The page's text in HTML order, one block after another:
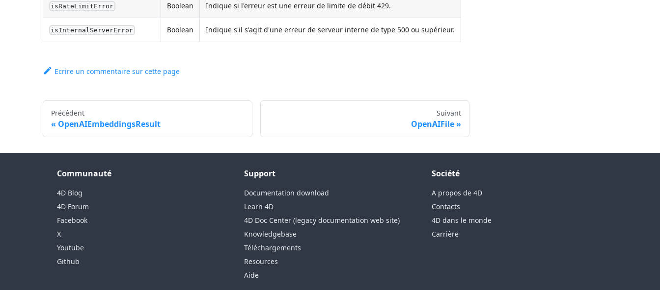
isRateLimitError Boolean Indique si l'erreur est une erreur de limite de débit 429.
isInternalServerError Boolean Indique s'il s'agit d'une erreur de serveur interne de type 500 ou supérieur.
Ecrire un commentaire sur cette page
Précédent
OpenAIEmbeddingsResult
Suivant
OpenAIFile
Communauté
4D Blog
4D Forum
Facebook
X
Youtube
Github
Support
Documentation download
Learn 4D
4D Doc Center (legacy documentation web site)
Knowledgebase
Téléchargements
Resources
Aide
Société
A propos de 4D
Contacts
4D dans le monde
Carrière